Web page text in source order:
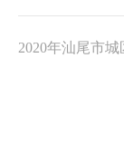
2020年汕尾市